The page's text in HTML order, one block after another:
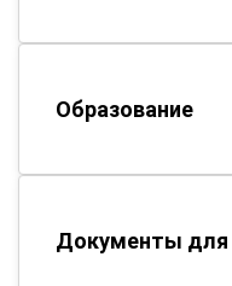
Образование
Документы для